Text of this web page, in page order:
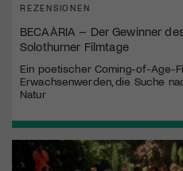
REZENSIONEN
BECAÀRIA – Der Gewinner
Solothurner Filmtage
Ein poetischer Coming-of-Age-
Erwachsenwerden, die Suche
Natur